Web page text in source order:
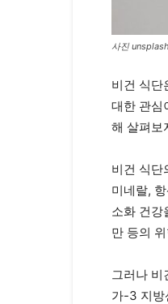
사진 unsplash
비건 식단
대한 관심
해 살펴보
비건 식단
미네랄,
소화 건강
만 등의
그러나 비
가-3 지방